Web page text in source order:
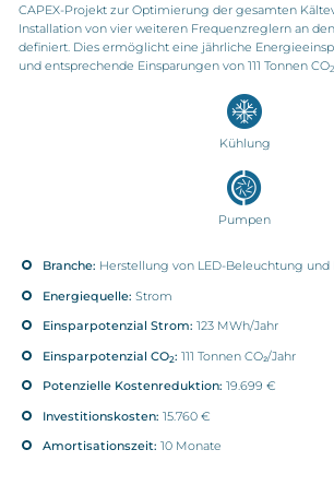
CAPEX-Projekt zur Optimierung der gesamten
Installation von vier weiteren Frequenzreglern an
definiert. Dies ermöglicht eine jährliche
und entsprechende Einsparungen von 111 Tonnen CO2
Kühlung
Pumpen
Branche: Herstellung von LED-Beleuchtung
Energiequelle: Strom
Einsparpotenzial Strom: 123 MWh/Jahr
Einsparpotenzial CO2: 111 Tonnen CO₂/Jahr
Potenzielle Kostenreduktion: 19.699 €
Investitionskosten: 15.760 €
Amortisationszeit: 10 Monate